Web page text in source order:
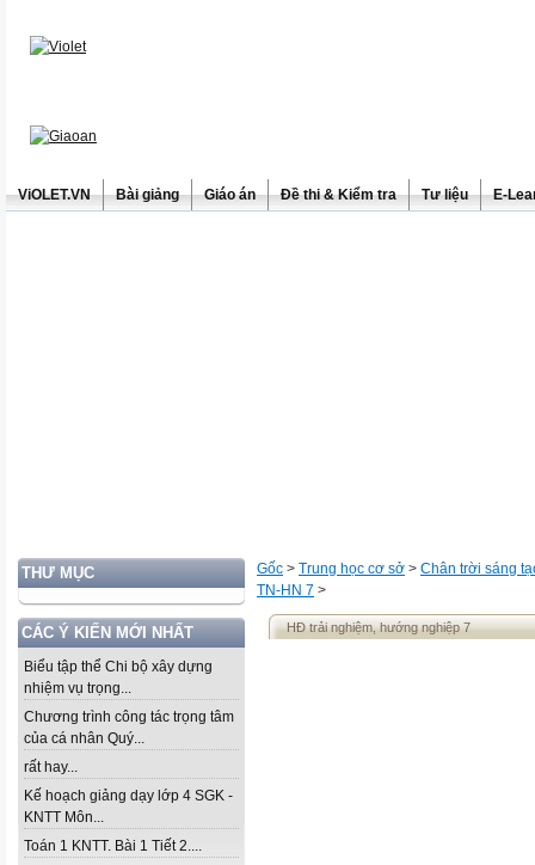
ViOLET.VN Bài giảng Giáo án Đề thi & Kiểm tra Tư liệu E-
THƯ MỤC
CÁC Ý KIẾN MỚI NHẤT
Biểu tập thể Chi bộ xây dựng
nhiệm vụ trọng...
Chương trình công tác trọng tâm
của cá nhân Quý...
rất hay...
Kế hoạch giảng dạy lớp 4 SGK -
KNTT Môn...
Toán 1 KNTT. Bài 1 Tiết 2....
Gốc > Trung học cơ sở > Chân trời sáng
TN-HN 7 >
HĐ trải nghiệm, hướng nghiệp 7